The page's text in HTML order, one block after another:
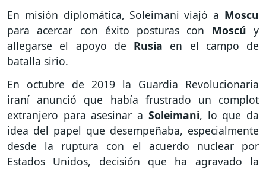
En misión diplomática, Soleimani viajó a Moscu
para acercar con éxito posturas con Moscúy
allegarse el apoyo de Rusia en el campo de
batalla sirio.
En octubre de 2019 la Guardia Revolucionaria
iraní anunció que había frustrado un complot
extranjero para asesinar a Soleimani, lo que da
idea del papel que desempeñaba, especialmente
desde la ruptura con el acuerdo nuclear por
Estados Unidos, decisión que ha agravado la